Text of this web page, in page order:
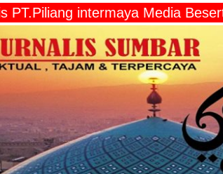
PT.Piliang intermaya Media